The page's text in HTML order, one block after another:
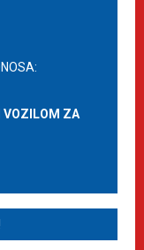
VOZILOM ZA